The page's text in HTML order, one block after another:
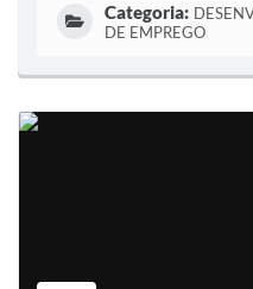
Categoria:
DE EMPREGO